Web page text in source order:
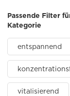
Passende Filter
Kategorie
entspannend
vitalisierend